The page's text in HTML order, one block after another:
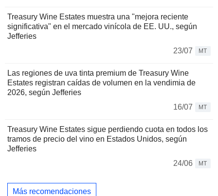
Treasury Wine Estates muestra una "mejora reciente
significativa" en el mercado vinícola de EE. UU., según
Jefferies
23/07
MT
Las regiones de uva tinta premium de Treasury Wine
Estates registran caídas de volumen en la vendimia de
2026, según Jefferies
16/07
MT
Treasury Wine Estates sigue perdiendo cuota en todos los
tramos de precio del vino en Estados Unidos, según
Jefferies
24/06
MT
Más recomendaciones